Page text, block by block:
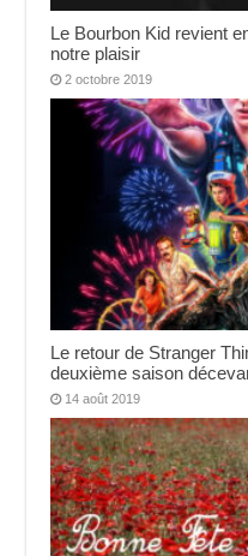
Le Bourbon Kid revient
notre plaisir
2 octobre 2019
Le retour de Stranger
deuxième saison
14 août 2019